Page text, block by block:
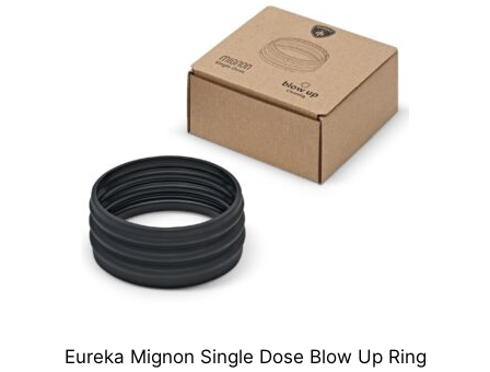
Eureka Mignon Single Dose Blow Up Ring